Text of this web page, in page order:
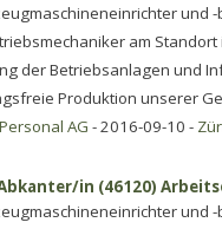
und
am
der Betriebsanlagen und
Produktion unserer
AG - 2016-09-10 -
in (46120)
und